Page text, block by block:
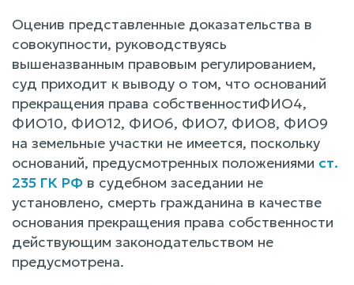
Оценив представленные доказательства в
совокупности, руководствуясь
вышеназванным правовым регулированием,
суд приходит к выводу о том, что оснований
прекращения права собственностиФИО4,
ФИО10, ФИО12, ФИО6, ФИО7, ФИО8, ФИО9
на земельные участки не имеется, поскольку
оснований, предусмотренных положениями ст.
235 ГК РФ в судебном заседании не
установлено, смерть гражданина в качестве
основания прекращения права собственности
действующим законодательством не
предусмотрена.